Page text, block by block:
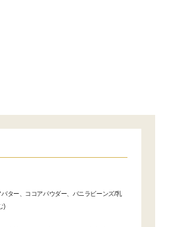
ター、ココアパウダー、バニラビーンズ/乳
)